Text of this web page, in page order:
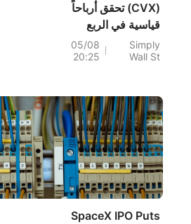
(CVX) تحقق أرباحاً
قياسية في الربع
الثاني، فهل يُعدّ
انخفاض قيمة السهم
Simply
Wall St
05/08
20:25
SpaceX IPO Puts